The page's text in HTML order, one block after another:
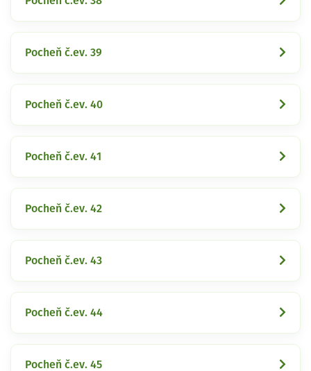
Pocheň č.ev. 39
Pocheň č.ev. 40
Pocheň č.ev. 41
Pocheň č.ev. 42
Pocheň č.ev. 43
Pocheň č.ev. 44
Pocheň č.ev. 45